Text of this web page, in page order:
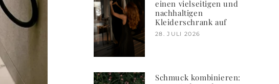
einen vielseitigen und
nachhaltigen
Kleiderschrank auf
28. JULI 2026
Schmuck kombinieren: